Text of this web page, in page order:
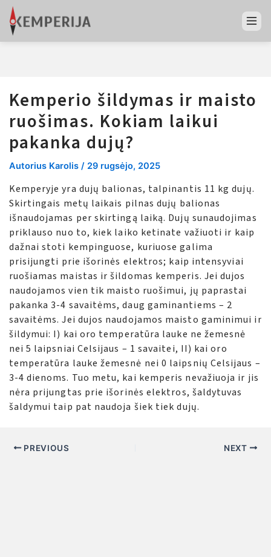
Kemperio šildymas ir maisto
ruošimas. Kokiam laikui
pakanka dujų?
Autorius Karolis / 29 rugsėjo, 2025
Kemperyje yra dujų balionas, talpinantis 11 kg dujų.
Skirtingais metų laikais pilnas dujų balionas
išnaudojamas per skirtingą laiką. Dujų sunaudojimas
priklauso nuo to, kiek laiko ketinate važiuoti ir kaip
dažnai stoti kempinguose, kuriuose galima
prisijungti prie išorinės elektros; kaip intensyviai
ruošiamas maistas ir šildomas kemperis. Jei dujos
naudojamos vien tik maisto ruošimui, jų paprastai
pakanka 3-4 savaitėms, daug gaminantiems – 2
savaitėms. Jei dujos naudojamos maisto gaminimui ir
šildymui: I) kai oro temperatūra lauke ne žemesnė
nei 5 laipsniai Celsijaus – 1 savaitei, II) kai oro
temperatūra lauke žemesnė nei 0 laipsnių Celsijaus –
3-4 dienoms. Tuo metu, kai kemperis nevažiuoja ir jis
nėra prijungtas prie išorinės elektros, šaldytuvas
šaldymui taip pat naudoja šiek tiek dujų.
PREVIOUS NEXT